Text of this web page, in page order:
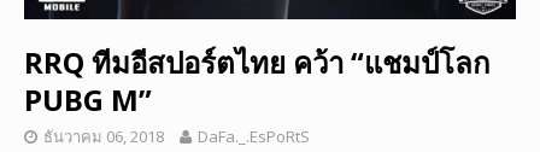
RRQ ทีมอีสปอร์ตไทย คว้า “แชมป์โลก
PUBG M”
ธันวาคม 06, 2018 DaFa._.EsPoRtS